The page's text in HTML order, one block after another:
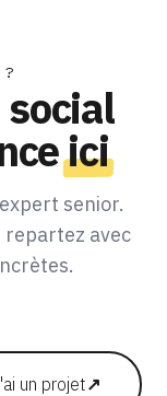
?
ici
senior.
repartez avec
un projet↗